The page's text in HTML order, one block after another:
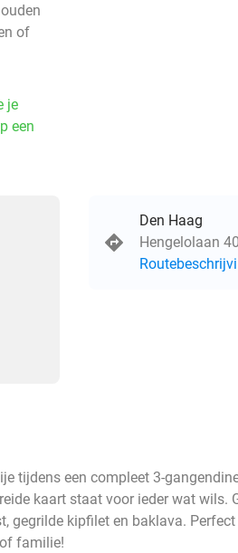
of
je
een
Den Haag
Hengelolaan
tijdens een compleet 3-
kaart staat voor ieder wat wils.
gegrilde kipfilet en baklava.
familie!